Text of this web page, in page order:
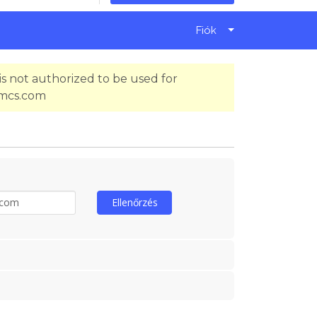
Fiók
not authorized to be used for
Ellenőrzés